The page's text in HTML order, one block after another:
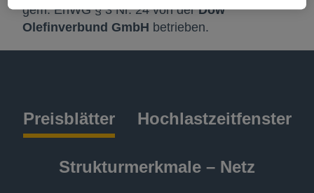
gem. EnWG § 3 Nr. 24 von derDow
Olefinverbund GmbH betrieben.
Preisblätter Hochlastzeitfenster
Strukturmerkmale – Netz